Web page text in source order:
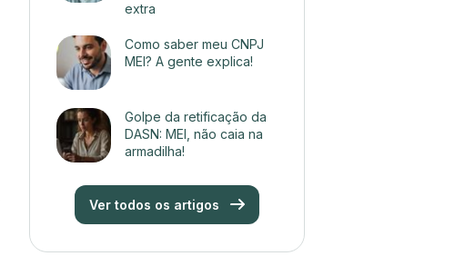
extra
Como saber meu CNPJ
MEI? A gente explica!
Golpe da retificação da
DASN: MEI, não caia na
armadilha!
Ver todos os artigos